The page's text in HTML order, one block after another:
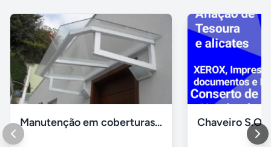
Manutenção em coberturas de vidro e policarbonato